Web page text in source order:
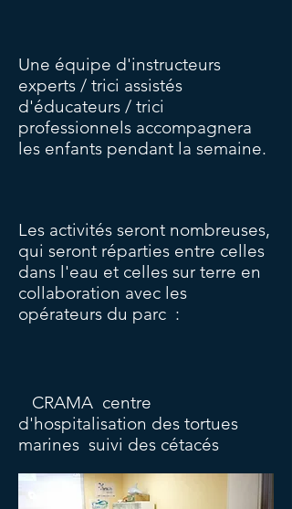
Une équipe d'instructeurs
experts / trici assistés
d'éducateurs / trici
professionnels accompagnera
les enfants pendant la semaine.
Les activités seront nombreuses,
qui seront réparties entre celles
dans l'eau et celles sur terre en
collaboration avec les
opérateurs du parc :
CRAMA centre
d'hospitalisation des tortues
marines suivi des cétacés